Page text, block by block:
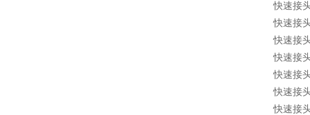
快速接
快速接
快速接
快速接
快速接
快速接
快速接